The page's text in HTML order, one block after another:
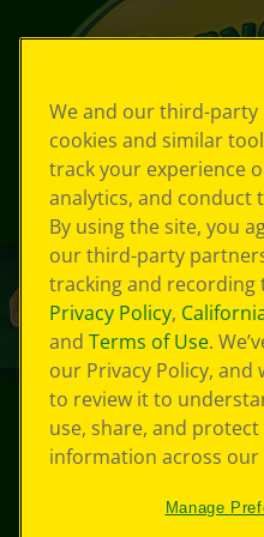
© 2026
Sus
We and our third-
cookies and similar
track your experience
analytics, and conduct
By using the site, you
our third-party
tracking and recording
Privacy Policy,
and Terms of Use.
our Privacy Policy, and
to review it to
use, share, and
information across our
Manage